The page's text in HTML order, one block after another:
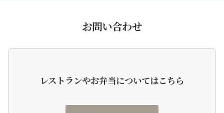
お問い合わせ
レストランやお弁当についてはこちら